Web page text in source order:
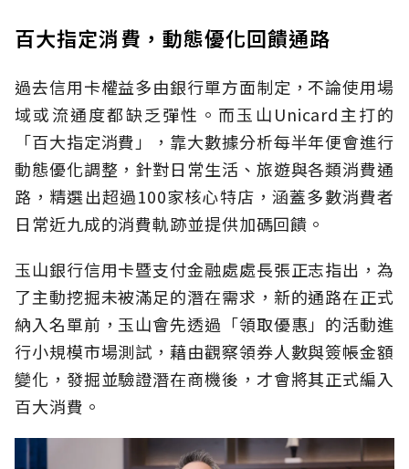
百大指定消費，動態優化回饋通路
過去信用卡權益多由銀行單方面制定，不論使用場
域或流通度都缺乏彈性。而玉山Unicard主打的
「百大指定消費」，靠大數據分析每半年便會進行
動態優化調整，針對日常生活、旅遊與各類消費通
路，精選出超過100家核心特店，涵蓋多數消費者
日常近九成的消費軌跡並提供加碼回饋。
玉山銀行信用卡暨支付金融處處長張正志指出，為
了主動挖掘未被滿足的潛在需求，新的通路在正式
納入名單前，玉山會先透過「領取優惠」的活動進
行小規模市場測試，藉由觀察領券人數與簽帳金額
變化，發掘並驗證潛在商機後，才會將其正式編入
百大消費。